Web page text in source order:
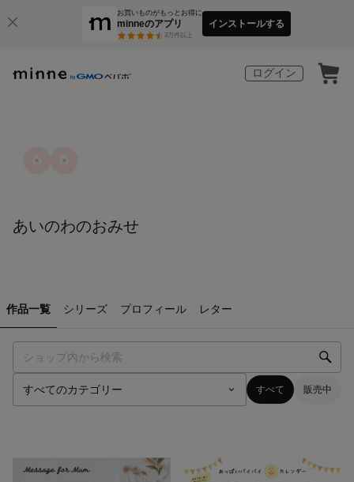
お買いものがもっとお得に
minneのアプリ
3万件以上
インストールする
ログイン
あいのわのおみせ
作品一覧 シリーズ プロフィール レター
すべて 販売中